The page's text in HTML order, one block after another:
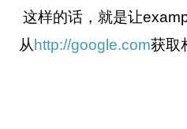
这样的话，就是让
从http://google.com获取